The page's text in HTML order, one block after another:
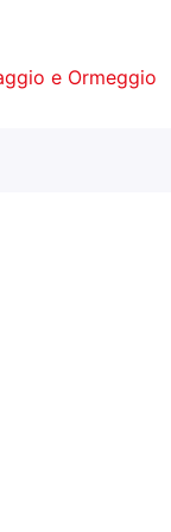
e Ormeggio